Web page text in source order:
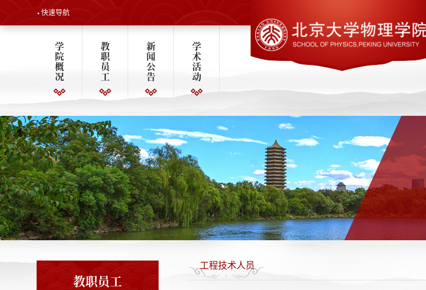
快速导航
学
院
概
况
教
职
员
工
新
闻
公
告
学
术
活
动
教职员工
工程技术人员